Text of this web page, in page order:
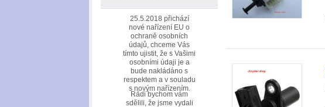
25.5.2018 přichází
nové nařízení EU o
ochraně osobních
údajů, chceme Vás
tímto ujistit, že s Vašimi
osobními údaji je a
bude nakládáno s
respektem a v souladu
s novým nařízením.
Rádi bychom vám
sdělili, že jsme vydali